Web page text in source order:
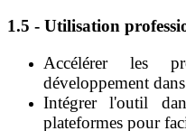
1.5 - Utilisation
Accélérer les
développement
Intégrer l'outil
plateformes pour